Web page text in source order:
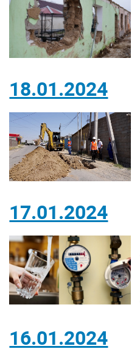
18.01.2024
17.01.2024
16.01.2024